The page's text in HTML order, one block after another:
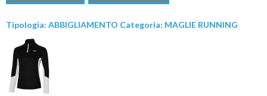
Tipologia: ABBIGLIAMENTO Categoria: MAGLIE RUNNING